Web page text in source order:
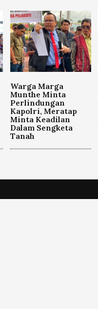
Warga Marga
Munthe Minta
Perlindungan
Kapolri, Meratap
Minta Keadilan
Dalam Sengketa
Tanah